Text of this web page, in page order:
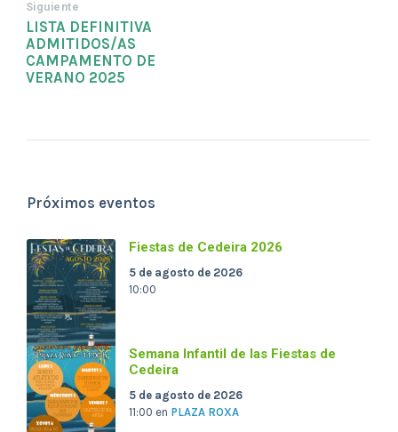
Siguiente
LISTA DEFINITIVA
ADMITIDOS/AS
CAMPAMENTO DE
VERANO 2025
Próximos eventos
Fiestas de Cedeira 2026
5 de agosto de 2026
10:00
Semana Infantil de las Fiestas de
Cedeira
5 de agosto de 2026
11:00 en PLAZA ROXA